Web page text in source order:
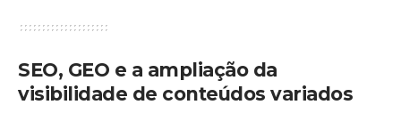
SEO, GEO e a ampliação da
visibilidade de conteúdos variados